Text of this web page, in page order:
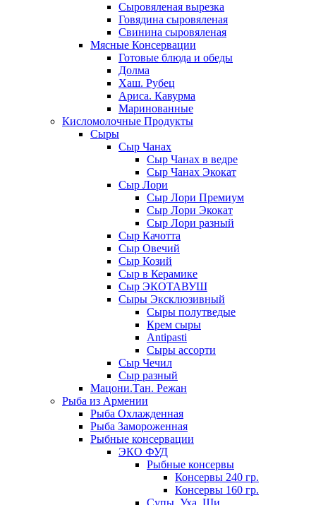
Сыровяленая вырезка
Говядина сыровяленая
Свинина сыровяленая
Мясные Консервации
Готовые блюда и обеды
Долма
Хаш. Рубец
Ариса. Кавурма
Маринованные
Кисломолочные Продукты
Сыры
Сыр Чанах
Сыр Чанах в ведре
Сыр Чанах Экокат
Сыр Лори
Сыр Лори Премиум
Сыр Лори Экокат
Сыр Лори разный
Сыр Качотта
Сыр Овечий
Сыр Козий
Сыр в Керамике
Сыр ЭКОТАВУШ
Сыры Эксклюзивный
Сыры полутведые
Крем сыры
Antipasti
Сыры ассорти
Сыр Чечил
Сыр разный
Мацони.Тан. Режан
Рыба из Армении
Рыба Охлажденная
Рыба Замороженная
Рыбные консервации
ЭКО ФУД
Рыбные консервы
Консервы 240 гр.
Консервы 160 гр.
Супы. Уха. Щи